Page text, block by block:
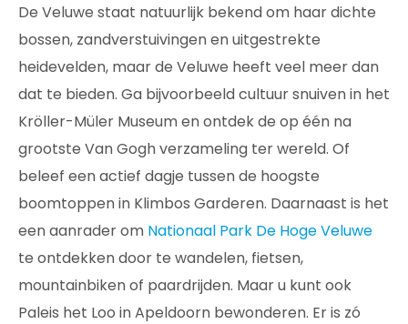
De Veluwe staat natuurlijk bekend om haar dichte
bossen, zandverstuivingen en uitgestrekte
heidevelden, maar de Veluwe heeft veel meer dan
dat te bieden. Ga bijvoorbeeld cultuur snuiven in het
Kröller-Müler Museum en ontdek de op één na
grootste Van Gogh verzameling ter wereld. Of
beleef een actief dagje tussen de hoogste
boomtoppen in Klimbos Garderen. Daarnaast is het
een aanrader om Nationaal Park De Hoge Veluwe
te ontdekken door te wandelen, fietsen,
mountainbiken of paardrijden. Maar u kunt ook
Paleis het Loo in Apeldoorn bewonderen. Er is zó